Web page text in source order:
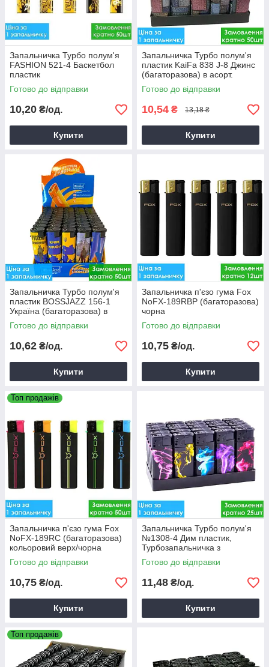
Запальничка Турбо полум'я
FASHION 521-4 Баскетбол
пластик
Готово до відправки
10,20 ₴/од.
Купити
Запальничка Турбо полум'я
пластик KaiFa 838 J-8 Джинс
(багаторазова) в асорт.
Готово до відправки
10,54 ₴ 13,18 ₴
Купити
Запальничка Турбо полум'я
пластик BOSSJAZZ 156-1
Україна (багаторазова) в
асорт.
Готово до відправки
10,62 ₴/од.
Купити
Запальничка п'єзо гума Fox
NoFX-189RBP (багаторазова)
чорна
Готово до відправки
10,75 ₴/од.
Купити
Топ продажів
Запальничка п'єзо гума Fox
NoFX-189RC (багаторазова)
кольоровий верх/чорна
Готово до відправки
10,75 ₴/од.
Купити
Запальничка Турбо полум'я
№1308-4 Дим пластик,
Турбозапальничка з
димчастим корпусом
Готово до відправки
11,48 ₴/од.
Купити
Топ продажів